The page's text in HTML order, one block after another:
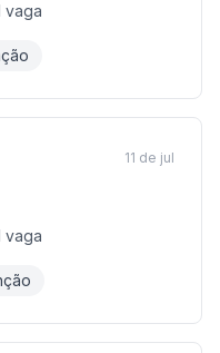
vaga
vaga
11 de jul